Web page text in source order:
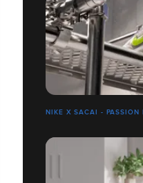
NIKE X SACAI - PASSION